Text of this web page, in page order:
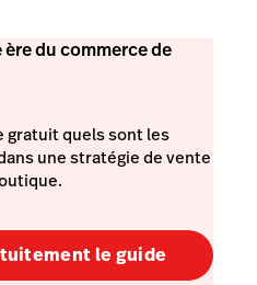
du commerce de
gratuit quels sont les
une stratégie de vente
le guide